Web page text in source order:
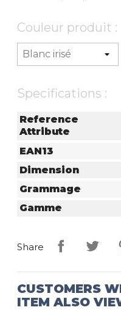
Couleur produit :
Specifications :
Reference
Attribute
EAN13
Dimension
Grammage
Gamme
Share
CUSTOMERS
ITEM ALSO